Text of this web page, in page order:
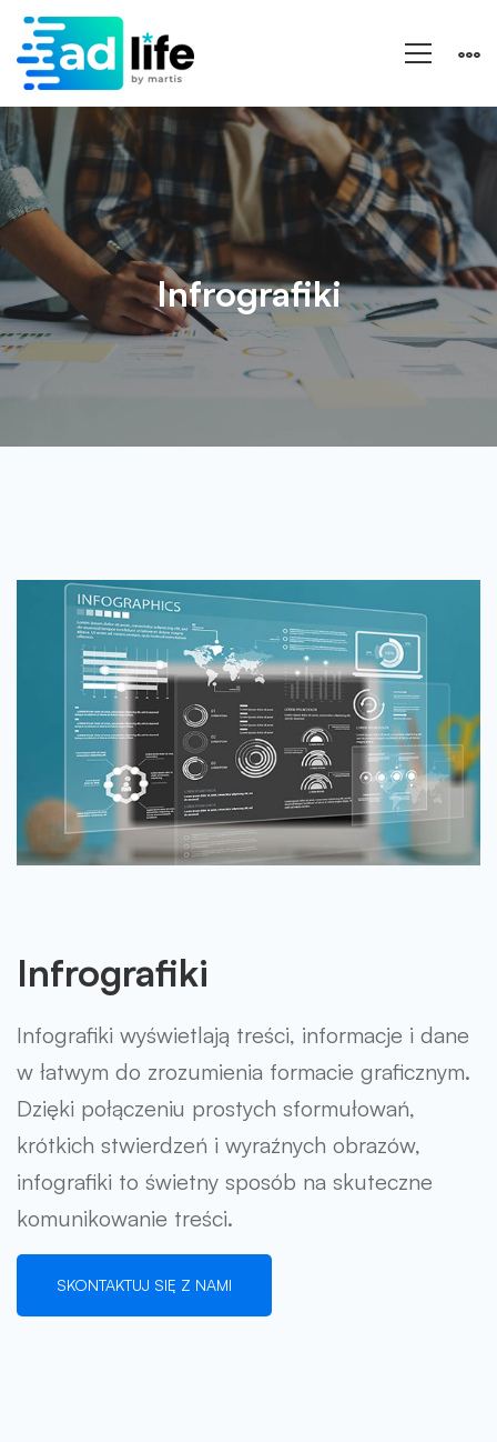
Infrografiki
Infrografiki
Infrografiki
Infografiki wyświetlają treści, informacje i dane
w łatwym do zrozumienia formacie graficznym.
Dzięki połączeniu prostych sformułowań,
krótkich stwierdzeń i wyraźnych obrazów,
infografiki to świetny sposób na skuteczne
komunikowanie treści.
SKONTAKTUJ SIĘ Z NAMI